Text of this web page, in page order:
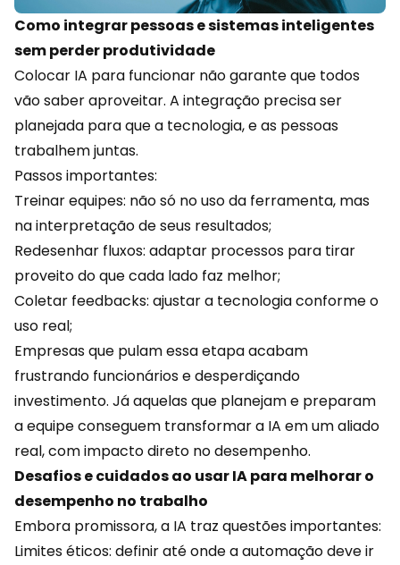
Como integrar pessoas e sistemas inteligentes
sem perder produtividade
Colocar IA para funcionar não garante que todos
vão saber aproveitar. A integração precisa ser
planejada para que a tecnologia, e as pessoas
trabalhem juntas.
Passos importantes:
Treinar equipes: não só no uso da ferramenta, mas
na interpretação de seus resultados;
Redesenhar fluxos: adaptar processos para tirar
proveito do que cada lado faz melhor;
Coletar feedbacks: ajustara tecnologiaconforme o
uso real;
Empresas que pulam essa etapa acabam
frustrando funcionários e desperdiçando
investimento. Já aquelas que planejam e preparam
a equipe conseguem transformar a IA em um aliado
real, com impacto direto no desempenho.
Desafios e cuidados ao usar IA para melhorar o
desempenho no trabalho
Embora promissora, a IA traz questões importantes:
Limites éticos: definir até onde a automação deve ir